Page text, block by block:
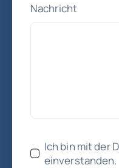
Nachricht
Ich bin mit der
einverstanden.